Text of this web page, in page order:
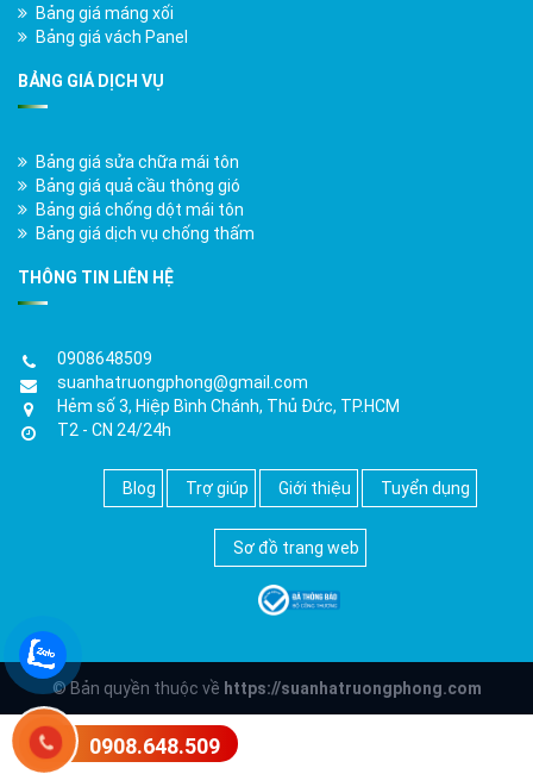
Bảng giá máng xối
Bảng giá vách Panel
BẢNG GIÁ DỊCH VỤ
Bảng giá sửa chữa mái tôn
Bảng giá quả cầu thông gió
Bảng giá chống dột mái tôn
Bảng giá dịch vụ chống thấm
THÔNG TIN LIÊN HỆ
0908648509
suanhatruongphong@gmail.com
Hẻm số 3, Hiệp Bình Chánh, Thủ Đức, TP.HCM
T2 - CN 24/24h
Blog Trợ giúp Giới thiệu Tuyển dụng
Sơ đồ trang web
© Bản quyền thuộc về https://suanhatruongphong.com
0908.648.509